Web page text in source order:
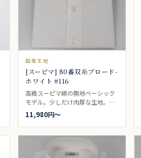
国産生地
[スーピマ] 80番双糸ブロード-
ホワイト #116
高級スーピマ綿の無地ベーシック
モデル。少しだけ肉厚な生地。ビ
ジネスシャツ向き。
11,980円〜